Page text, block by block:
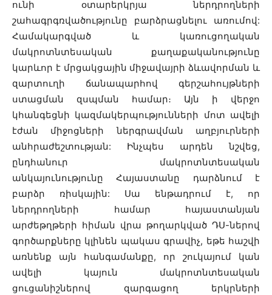
ունի օտարերկրյա ներդրողների
շահագրգռվածությունը բարձրացնելու առումով:
Համակարգված և կառուցողական
մակրոտնտեսական քաղաքականությունը
կարևոր է մրցակցային միջավայրի ձևավորման և
զարտուղի ճանապարհով գերշահույթների
ստացման զսպման համար։ Այն ի վերջո
կհանգեցնի կազմակերպությունների մոտ ավելի
էժան միջոցների ներգրավման աղբյուրների
անհրաժեշտության: Ինչպես արդեն նշվեց,
ընդհանուր մակրոտնտեսական
անկայունությունը Հայաստանը դարձնում է
բարձր ռիսկային: Սա ենթադրում է, որ
ներդրողների համար հայաստանյան
արժեթղթերի հիման վրա թողարկված ԴՍ-ներով
գործարքները կլինեն պակաս գրավիչ, եթե հաշվի
առնենք այն հանգամանքը, որ շուկայում կան
ավելի կայուն մակրոտնտեսական
ցուցանիշներով զարգացող երկրների